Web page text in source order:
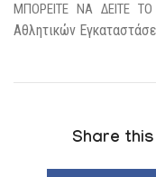
ΜΠΟΡΕΙΤΕ ΝΑ ΔΕΙΤΕ ΤΟ
Αθλητικών Ε
Share